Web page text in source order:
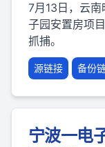
7月13日，云
子园安置房项
抓捕。
源链接 备份
宁波一电